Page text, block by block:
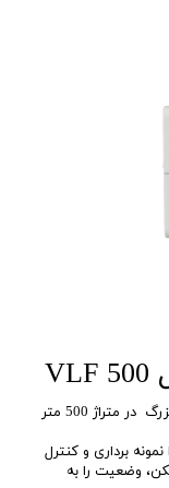
VLF250 یک مدل ایده آل برای محیط های متوسط و بزرگ در متراژ 500 متر
برداری و کنترل
وضعیت را به